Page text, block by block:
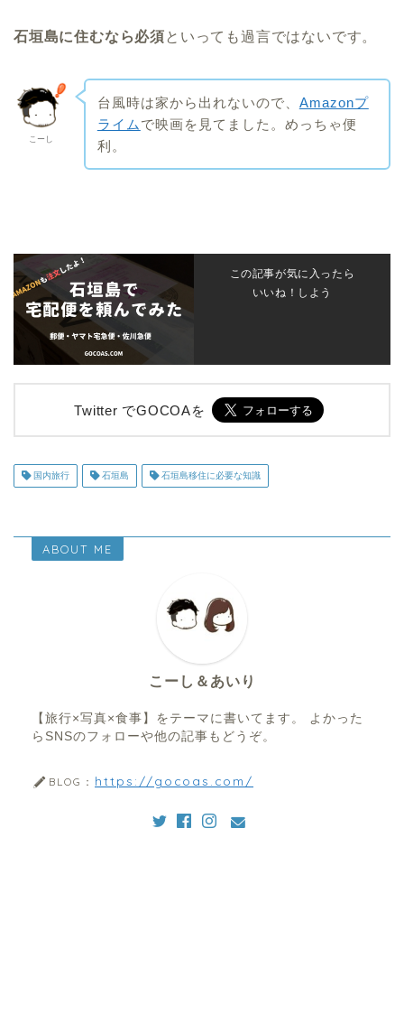
石垣島に住むなら必須といっても過言ではないです。
こーし
台風時は家から出れないので、 Amazonプ
ライム で映画を見てました。めっちゃ便
利。
この記事が気に入ったら
いいね！しよう
Twitter でGOCOAを
国内旅行 石垣島 石垣島移住に必要な知識
ABOUT ME
こーし＆あいり
【旅行×写真×食事】をテーマに書いてます。 よかった
らSNSのフォローや他の記事もどうぞ。
BLOG： https://gocoas.com/